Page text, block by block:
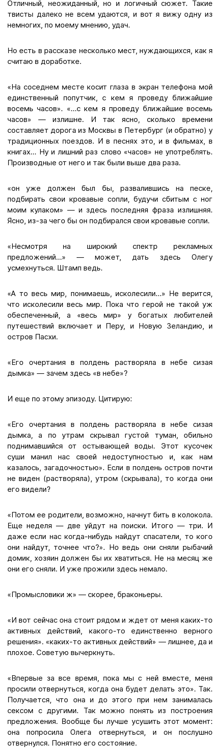
Отличный, неожиданный, но и логичный сюжет. Такие
твисты далеко не всем удаются, и вот я вижу одну из
немногих, по моему мнению, удач.
Но есть в рассказе несколько мест, нуждающихся, как я
считаю в доработке.
«На соседнем месте косит глаза в экран телефона мой
единственный попутчик, с кем я проведу ближайшие
восемь часов». «…с кем я проведу ближайшие восемь
часов» — излишне. И так ясно, сколько времени
составляет дорога из Москвы в Петербург (и обратно) у
традиционных поездов. И в песнях это, и в фильмах, в
книгах… Ну и лишний раз слово «часов» не употреблять.
Производные от него и так были выше два раза.
«он уже должен был бы, развалившись на песке,
подбирать свои кровавые сопли, будучи сбитым с ног
моим кулаком» — и здесь последняя фраза излишняя.
Ясно, из-за чего бы он подбирался свои кровавые сопли.
«Несмотря на широкий спектр рекламных
предложений…» — может, дать здесь Олегу
усмехнуться. Штамп ведь.
«А то весь мир, понимаешь, исколесили…» Не верится,
что исколесили весь мир. Пока что герой не такой уж
обеспеченный, а «весь мир» у богатых любителей
путешествий включает и Перу, и Новую Зеландию, и
остров Пасхи.
«Его очертания в полдень растворяла в небе сизая
дымка» — зачем здесь «в небе»?
И еще по этому эпизоду. Цитирую:
«Его очертания в полдень растворяла в небе сизая
дымка, а по утрам скрывал густой туман, обильно
поднимавшийся от остывающей воды. Этот кусочек
суши манил нас своей недоступностью и, как нам
казалось, загадочностью». Если в полдень остров почти
не виден (растворяла), утром (скрывала), то когда они
его видели?
«Потом ее родители, возможно, начнут бить в колокола.
Еще неделя — две уйдут на поиски. Итого — три. И
даже если нас когда-нибудь найдут спасатели, то кого
они найдут, точнее что?». Но ведь они сняли рыбачий
домик, хозяин должен бы их хватиться. Не на месяц же
они его сняли. И уже прожили здесь немало.
«Промысловики ж» — скорее, браконьеры.
«И вот сейчас она стоит рядом и ждет от меня каких-то
активных действий, какого-то единственно верного
решения». «каких-то активных действий» — лишнее, да и
плохое. Советую вычеркнуть.
«Впервые за все время, пока мы с ней вместе, меня
просили отвернуться, когда она будет делать это». Так.
Получается, что она и до этого при нем занималась
сексом с другими. Так можно понять из построения
предложения. Вообще бы лучше усушить этот момент:
она попросила Олега отвернуться, и он послушно
отвернулся. Понятно его состояние.